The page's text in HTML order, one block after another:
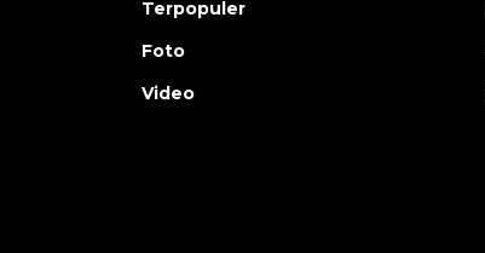
Terpopuler
Foto
Video